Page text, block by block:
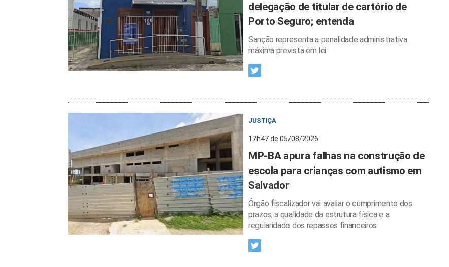
delegação de titular de cartório de
Porto Seguro; entenda
Sanção representa a penalidade administrativa
máxima prevista em lei
JUSTIÇA
17h47 de 05/08/2026
MP-BA apura falhas na construção de
escola para crianças com autismo em
Salvador
Órgão fiscalizador vai avaliar o cumprimento dos
prazos, a qualidade da estrutura física e a
regularidade dos repasses financeiros